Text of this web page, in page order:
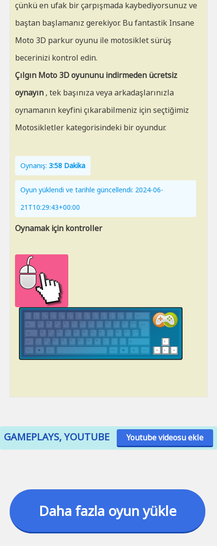
çünkü en ufak bir çarpışmada kaybediyorsunuz ve
baştan başlamanız gerekiyor. Bu fantastik Insane
Moto 3D parkur oyunu ile motosiklet sürüş
becerinizi kontrol edin.
Çılgın Moto 3D oyununu indirmeden ücretsiz
oynayın , tek başınıza veya arkadaşlarınızla
oynamanın keyfini çıkarabilmeniz için seçtiğimiz
Motosikletler kategorisindeki bir oyundur.
Oynanış: 3:58 Dakika
Oyun yüklendi ve tarihle güncellendi: 2024-06-
21T10:29:43+00:00
Oynamak için kontroller
GAMEPLAYS, YOUTUBE Youtube videosu ekle
Daha fazla oyun yükle